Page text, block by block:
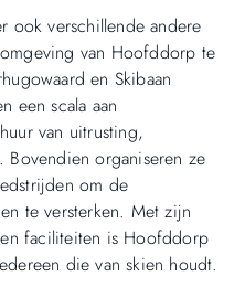
ook verschillende andere
van Hoofddorp te
en Skibaan
een scala aan
van uitrusting,
Bovendien organiseren ze
om de
te versterken. Met zijn
faciliteiten is Hoofddorp
die van skien houdt.